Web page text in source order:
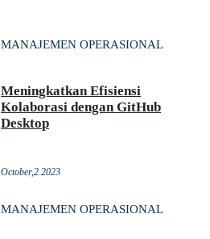
MANAJEMEN OPERASIONAL
Meningkatkan Efisiensi
Kolaborasi dengan GitHub
Desktop
October,2 2023
MANAJEMEN OPERASIONAL